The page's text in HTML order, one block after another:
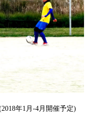
年1月-4月開催予定)